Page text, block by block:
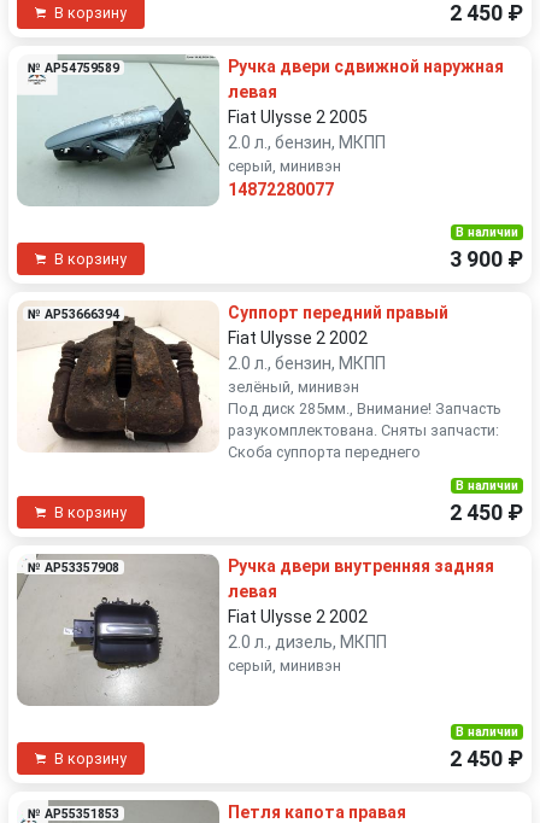
В корзину 2 450 ₽
№ AP54759589
Ручка двери сдвижной наружная
левая
Fiat Ulysse 2 2005
2.0 л., бензин, МКПП
серый, минивэн
14872280077
В корзину
В наличии
3 900 ₽
№ AP53666394
Суппорт передний правый
Fiat Ulysse 2 2002
2.0 л., бензин, МКПП
зелёный, минивэн
Под диск 285мм., Внимание! Запчасть
разукомплектована. Сняты запчасти:
Скоба суппорта переднего
В корзину
В наличии
2 450 ₽
№ AP53357908
Ручка двери внутренняя задняя
левая
Fiat Ulysse 2 2002
2.0 л., дизель, МКПП
серый, минивэн
В корзину
В наличии
2 450 ₽
№ AP55351853
Петля капота правая